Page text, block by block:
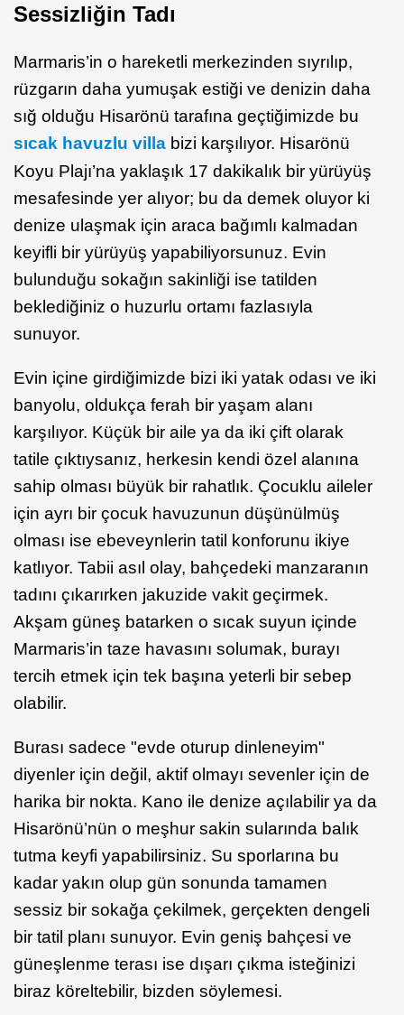
Sessizliğin Tadı
Marmaris’in o hareketli merkezinden sıyrılıp,
rüzgarın daha yumuşak estiği ve denizin daha
sığ olduğu Hisarönü tarafına geçtiğimizde bu
sıcak havuzlu villa bizi karşılıyor. Hisarönü
Koyu Plajı’na yaklaşık 17 dakikalık bir yürüyüş
mesafesinde yer alıyor; bu da demek oluyor ki
denize ulaşmak için araca bağımlı kalmadan
keyifli bir yürüyüş yapabiliyorsunuz. Evin
bulunduğu sokağın sakinliği ise tatilden
beklediğiniz o huzurlu ortamı fazlasıyla
sunuyor.
Evin içine girdiğimizde bizi iki yatak odası ve iki
banyolu, oldukça ferah bir yaşam alanı
karşılıyor. Küçük bir aile ya da iki çift olarak
tatile çıktıysanız, herkesin kendi özel alanına
sahip olması büyük bir rahatlık. Çocuklu aileler
için ayrı bir çocuk havuzunun düşünülmüş
olması ise ebeveynlerin tatil konforunu ikiye
katlıyor. Tabii asıl olay, bahçedeki manzaranın
tadını çıkarırken jakuzide vakit geçirmek.
Akşam güneş batarken o sıcak suyun içinde
Marmaris’in taze havasını solumak, burayı
tercih etmek için tek başına yeterli bir sebep
olabilir.
Burası sadece "evde oturup dinleneyim"
diyenler için değil, aktif olmayı sevenler için de
harika bir nokta. Kano ile denize açılabilir ya da
Hisarönü’nün o meşhur sakin sularında balık
tutma keyfi yapabilirsiniz. Su sporlarına bu
kadar yakın olup gün sonunda tamamen
sessiz bir sokağa çekilmek, gerçekten dengeli
bir tatil planı sunuyor. Evin geniş bahçesi ve
güneşlenme terası ise dışarı çıkma isteğinizi
biraz köreltebilir, bizden söylemesi.